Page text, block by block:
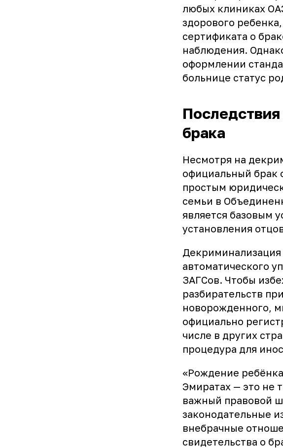
любых клиниках
здорового
сертификата о
наблюдения.
оформлении
больнице статус
брака
Несмотря на
официальный брак
простым
семьи в
является базовым
установления
Декриминализация
автоматического
ЗАГСов. Чтобы
разбирательств
новорожденного,
официально
числе в других
процедура для
«Рождение
Эмиратах — это не
важный правовой
законодательные
внебрачные
свидетельства о